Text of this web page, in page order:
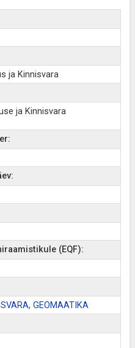
ja Kinnisvara
ja Kinnisvara
(EQF):
GEOMAATIKA